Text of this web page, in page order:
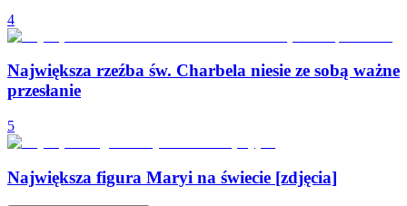
4
Największa rzeźba św. Charbela niesie ze sobą ważne
przesłanie
5
Największa figura Maryi na świecie [zdjęcia]